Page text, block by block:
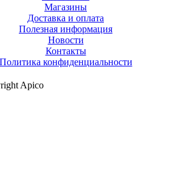
Магазины
Доставка и оплата
Полезная информация
Новости
Контакты
Политика конфиденциальности
Apico